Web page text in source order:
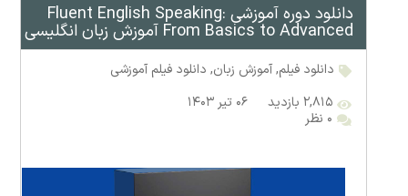
دانلود دوره آموزشی Fluent English Speaking:
From Basics to Advanced آموزش زبان انگلیسی
دانلود فیلم,آموزش زبان, دانلود فیلم آموزشی
۲,۸۱۵ بازدید
۰۶ تیر ۱۴۰۳
۰ نظر